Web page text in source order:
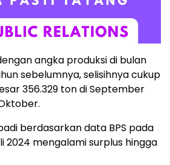
angka produksi di bulan
sebelumnya, selisihnya cukup
356.329 ton di September
berdasarkan data BPS pada
2024 mengalami surplus hingga